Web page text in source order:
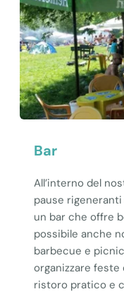
Bar
All’interno del
pause
un bar che offre
possibile anche
barbecue e
organizzare feste
ristoro pratico e